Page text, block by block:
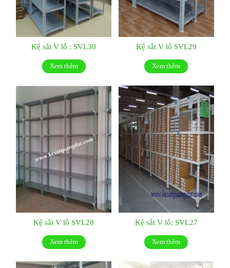
Kệ sắt V lỗ : SVL30
Xem thêm
Kệ sắt V lỗ SVL29
Xem thêm
Kệ sắt V lỗ SVL28
Xem thêm
Kệ sắt V lỗ: SVL27
Xem thêm